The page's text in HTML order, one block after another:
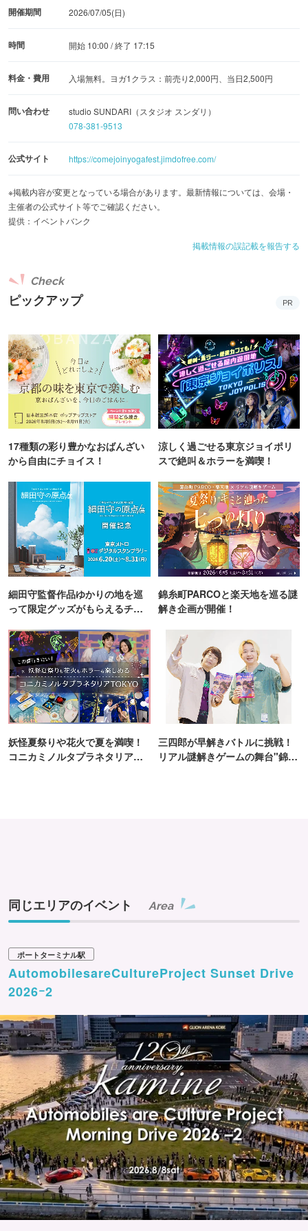
開催期間 2026/07/05(日)
時間 開始 10:00 / 終了 17:15
料金・費用 入場無料。ヨガ1クラス：前売り2,000円、当日2,500円
問い合わせ
studio SUNDARI（スタジオ スンダリ）
078-381-9513
公式サイト https://comejoinyogafest.jimdofree.com/
※掲載内容が変更となっている場合があります。最新情報については、会場・
主催者の公式サイト等でご確認ください。
提供：イベントバンク
掲載情報の誤記載を報告する
ピックアップ
Check
PR
17種類の彩り豊かなおばんざい
から自由にチョイス！
涼しく過ごせる東京ジョイポリ
スで絶叫＆ホラーを満喫！
細田守監督作品ゆかりの地を巡
って限定グッズがもらえるチャ
錦糸町PARCOと楽天地を巡る謎
解き企画が開催！
妖怪夏祭りや花火で夏を満喫！
コニカミノルタプラネタリア
三四郎が早解きバトルに挑戦！
リアル謎解きゲームの舞台"錦糸
同じエリアのイベント Area
ポートターミナル駅
AutomobilesareCultureProject Sunset Drive
2026ｰ2